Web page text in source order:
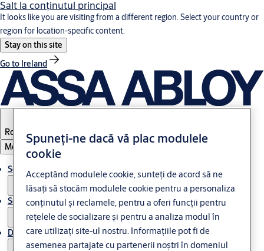
Salt la conţinutul principal
It looks like you are visiting from a different region. Select your country or
region for location-specific content.
Stay on this site
Go to Ireland
Romania
Meniul
Soluții
Service
Despre ASSA ABLOY
Spuneți-ne dacă vă plac modulele
cookie
Acceptând modulele cookie, sunteți de acord să ne
lăsați să stocăm modulele cookie pentru a personaliza
conținutul și reclamele, pentru a oferi funcții pentru
rețelele de socializare și pentru a analiza modul în
care utilizați site-ul nostru. Informațiile pot fi de
asemenea partajate cu partenerii noștri în domeniul